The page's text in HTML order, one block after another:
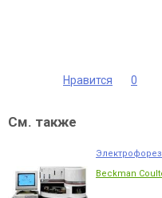
Нравится 0
См. также
Beckman